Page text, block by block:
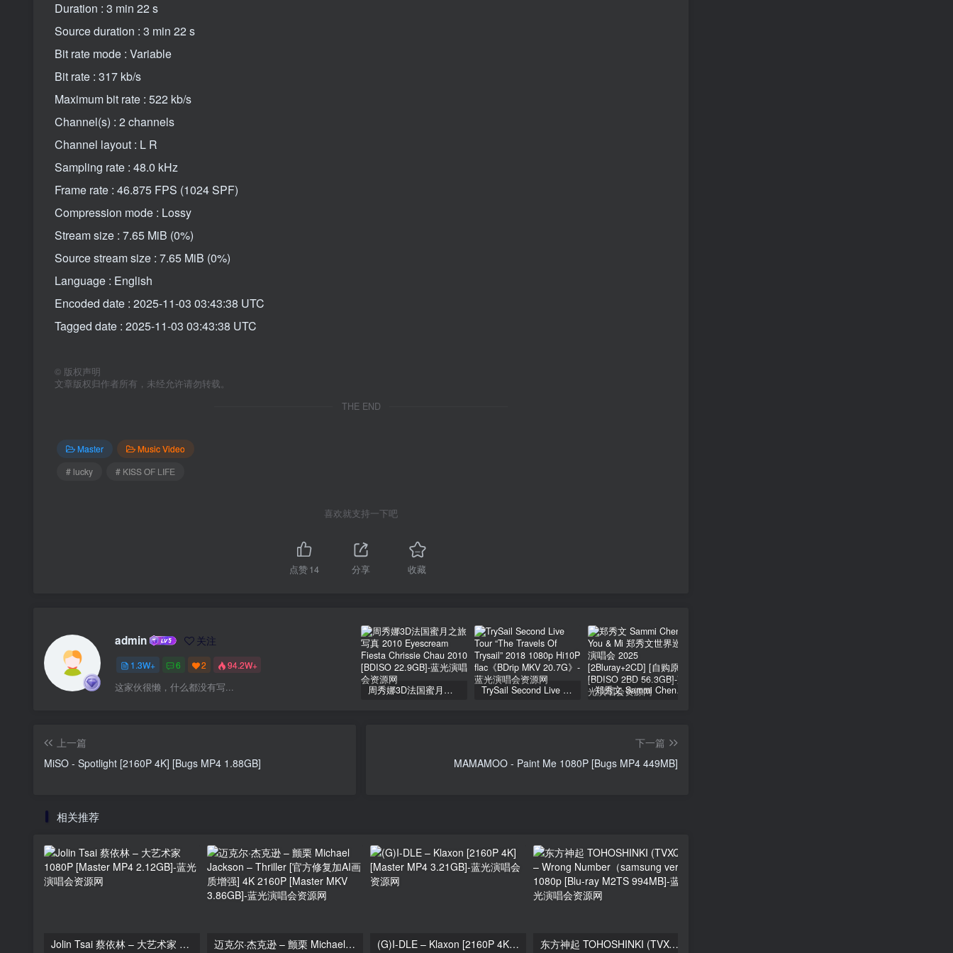
Duration : 3 min 22 s
Source duration : 3 min 22 s
Bit rate mode : Variable
Bit rate : 317 kb/s
Maximum bit rate : 522 kb/s
Channel(s) : 2 channels
Channel layout : L R
Sampling rate : 48.0 kHz
Frame rate : 46.875 FPS (1024 SPF)
Compression mode : Lossy
Stream size : 7.65 MiB (0%)
Source stream size : 7.65 MiB (0%)
Language : English
Encoded date : 2025-11-03 03:43:38 UTC
Tagged date : 2025-11-03 03:43:38 UTC
© 版权声明
文章版权归作者所有，未经允许请勿转载。
THE END
Master
Music Video
# lucky
# KISS OF LIFE
喜欢就支持一下吧
点赞14 分享 收藏
admin 关注
1.3W+ 6 2 94.2W+
这家伙很懒，什么都没有写... 周秀娜3D法国蜜月之旅写真 2010 Eyescream Fiesta Chrissie Chau 2010 [BDISO 22.9GB] TrySail Second Live Tour “The Travels Of Trysail” 2018 1080p Hi10P flac《BDrip MKV 20.7G》 郑秀文 Sammi Cheng – You & Mi 郑秀文世界巡迴演唱会 2025 [2Bluray+2CD] [自购原盘] [BDISO 2BD 56.3GB]
上一篇
MiSO - Spotlight [2160P 4K] [Bugs MP4 1.88GB]
下一篇
MAMAMOO - Paint Me 1080P [Bugs MP4 449MB]
相关推荐
Jolin Tsai 蔡依林 – 大艺术家 1080P [Master MP4 2.12GB] 迈克尔·杰克逊 – 颤栗 Michael Jackson – Thriller [官方修复加AI画质增强] 4K 2160P [Master MKV 3.86GB] (G)I-DLE – Klaxon [2160P 4K] [Master MP4 3.21GB] 东方神起 TOHOSHINKI (TVXQ!) – Wrong Number（samsung ver）1080p [Blu-ray M2TS 994MB]